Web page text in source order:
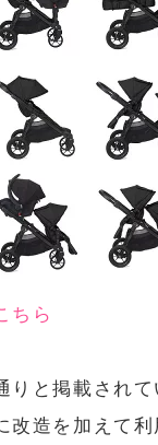
ちら
りと掲載され
改造を加えて